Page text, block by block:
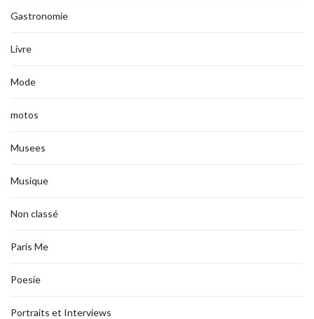
Gastronomie
Livre
Mode
motos
Musees
Musique
Non classé
Paris Me
Poesie
Portraits et Interviews